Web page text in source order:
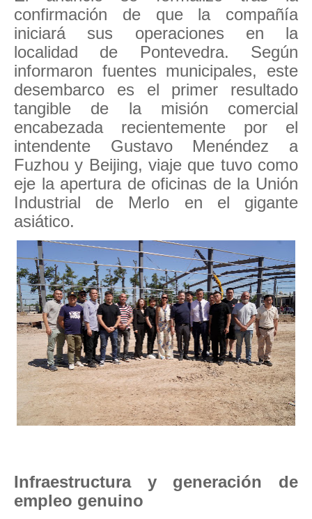
confirmación de que la compañía
iniciará sus operaciones en la
localidad de Pontevedra. Según
informaron fuentes municipales, este
desembarco es el primer resultado
tangible de la misión comercial
encabezada recientemente por el
intendente Gustavo Menéndez a
Fuzhou y Beijing, viaje que tuvo como
eje la apertura de oficinas de la Unión
Industrial de Merlo en el gigante
asiático.
Infraestructura y generación de
empleo genuino